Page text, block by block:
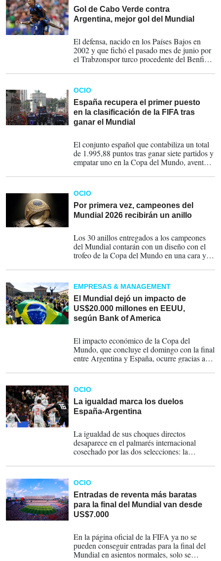
Gol de Cabo Verde contra
Argentina, mejor gol del Mundial
El defensa, nacido en los Países Bajos en
2002 y que fichó el pasado mes de junio por
el Trabzonspor turco procedente del Benfica,
Mac Allister, entró en el área y,
prácticamente sobre la línea lateral de esta,
colocó la pelota en la escuadra contraria.
OCIO
España recupera el primer puesto
en la clasificación de la FIFA tras
ganar el Mundial
El conjunto español que contabiliza un total
de 1.995,88 puntos tras ganar siete partidos y
empatar uno en la Copa del Mundo, aventaja
relegada a la segunda plaza con 1.970,37
puntos.
OCIO
Por primera vez, campeones del
Mundial 2026 recibirán un anillo
Los 30 anillos entregados a los campeones
del Mundial contarán con un diseño con el
trofeo de la Copa del Mundo en una cara y la
equipo ganador.
EMPRESAS & MANAGEMENT
El Mundial dejó un impacto de
US$20.000 millones en EEUU,
según Bank of America
El impacto económico de la Copa del
Mundo, que concluye el domingo con la final
entre Argentina y España, ocurre gracias a
y el gasto en bares y restaurantes, expuso el
director general de Bank of America, Brian
Moynihan.
OCIO
La igualdad marca los duelos
España-Argentina
La igualdad de sus choques directos
desaparece en el palmarés internacional
cosechado por las dos selecciones: la
Catar hace cuatro años, ha ganado tres
Mundiales y 16 Copas de América, mientras
que la Roja consiguió su única estrella en
2010 y ha ganado cuatro Eurocopas.
OCIO
Entradas de reventa más baratas
para la final del Mundial van desde
US$7.000
En la página oficial de la FIFA ya no se
pueden conseguir entradas para la final del
Mundial en asientos normales, solo se